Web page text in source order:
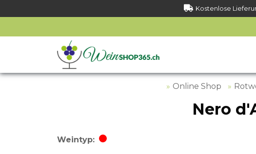
Kostenlose
Online Shop
Nero
Weintyp Rotwein